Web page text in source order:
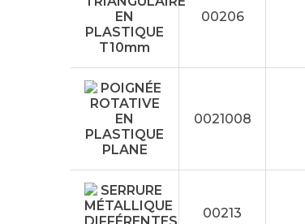
00206
0021008
00213